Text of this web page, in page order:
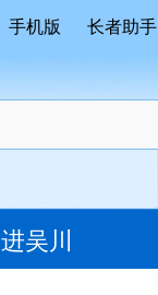
手机版 长者助手
吴川